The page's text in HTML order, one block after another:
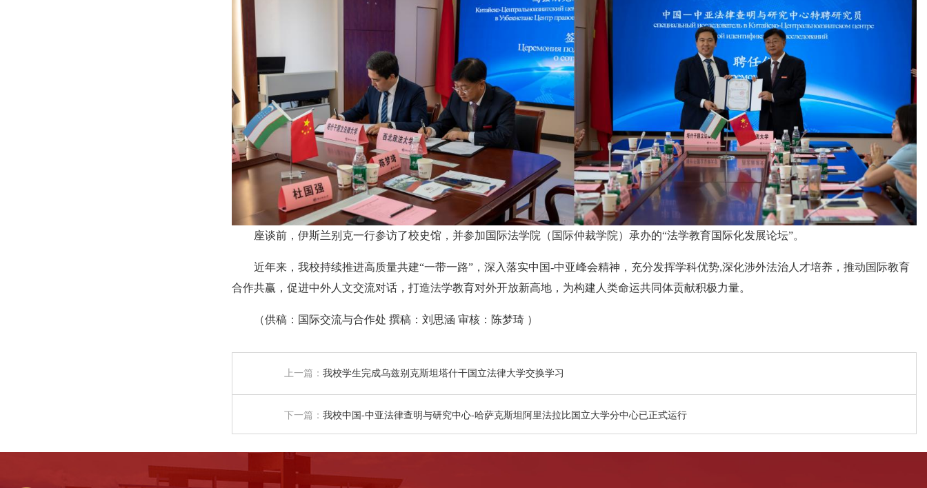
座谈前，伊斯兰别克一行参访了校史馆，并参加国际法学院（国际仲裁学院）承办的“法学教育国际化发展论坛”。
近年来，我校持续推进高质量共建“一带一路”，深入落实中国-中亚峰会精神，充分发挥学科优势,深化涉外法治人才培养，推动国际教育
合作共赢，促进中外人文交流对话，打造法学教育对外开放新高地，为构建人类命运共同体贡献积极力量。
（供稿：国际交流与合作处 撰稿：刘思涵 审核：陈梦琦 ）
上一篇： 我校学生完成乌兹别克斯坦塔什干国立法律大学交换学习
下一篇： 我校中国-中亚法律查明与研究中心-哈萨克斯坦阿里法拉比国立大学分中心已正式运行